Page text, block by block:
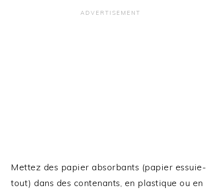
Mettez des papier absorbants (papier essuie-
tout) dans des contenants, en plastique ou en